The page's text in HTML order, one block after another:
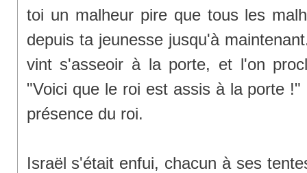
toi un malheur pire que tous les
depuis ta jeunesse jusqu'à
vint s'asseoir à la porte, et l'on
"Voici que le roi est assis à la porte
présence du roi.
Israël s'était enfui, chacun à ses